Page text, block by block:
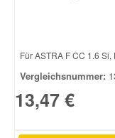
Für ASTRA F CC 1.6 Si,
Vergleichsnummer:
13,47 €